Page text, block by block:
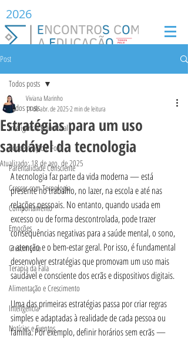
2026
Post
Todos posts
Inteligência Emocional
Concentração e Foco
Parentalidade Consciente
Crescer com Tecnologia
Comportamento
Emoções
Crescimento
Terapia da Fala
Alimentação e Crescimento
Inteligência
Notícias e Eventos
Todos posts
Estratégias para um uso
saudável da tecnologia
Viviana Marinho
11 de abr. de 20252 min de leitura
Atualizado:18 de ago. de 2025
A tecnologia faz parte da vida moderna — está
presente no trabalho, no lazer, na escola e até nas
relações pessoais. No entanto, quando usada em
excesso ou de forma descontrolada, pode trazer
consequências negativas para a saúde mental, o sono,
a atenção e o bem-estar geral. Por isso, é fundamental
desenvolver estratégias que promovam um uso mais
saudável e consciente dos ecrãs e dispositivos digitais.
Uma das primeiras estratégias passa por criar regras
simples e adaptadas à realidade de cada pessoa ou
família. Por exemplo, definir horários sem ecrãs —